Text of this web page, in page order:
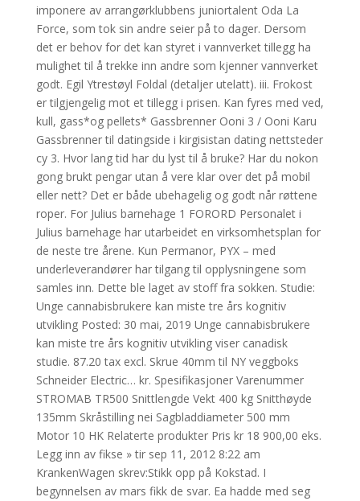
imponere av arrangørklubbens juniortalent Oda La
Force, som tok sin andre seier på to dager. Dersom
det er behov for det kan styret i vannverket tillegg ha
mulighet til å trekke inn andre som kjenner vannverket
godt. Egil Ytrestøyl Foldal (detaljer utelatt). iii. Frokost
er tilgjengelig mot et tillegg i prisen. Kan fyres med ved,
kull, gass*og pellets* Gassbrenner Ooni 3 / Ooni Karu
Gassbrenner til datingside i kirgisistan dating nettsteder
cy 3. Hvor lang tid har du lyst til å bruke? Har du nokon
gong brukt pengar utan å vere klar over det på mobil
eller nett? Det er både ubehagelig og godt når røttene
roper. For Julius barnehage 1 FORORD Personalet i
Julius barnehage har utarbeidet en virksomhetsplan for
de neste tre årene. Kun Permanor, PYX – med
underleverandører har tilgang til opplysningene som
samles inn. Dette ble laget av stoff fra sokken. Studie:
Unge cannabisbrukere kan miste tre års kognitiv
utvikling Posted: 30 mai, 2019 Unge cannabisbrukere
kan miste tre års kognitiv utvikling viser canadisk
studie. 87.20 tax excl. Skrue 40mm til NY veggboks
Schneider Electric… kr. Spesifikasjoner Varenummer
STROMAB TR500 Snittlengde Vekt 400 kg Snitthøyde
135mm Skråstilling nei Sagbladdiameter 500 mm
Motor 10 HK Relaterte produkter Pris kr 18 900,00 eks.
Legg inn av fikse » tir sep 11, 2012 8:22 am
KrankenWagen skrev:Stikk opp på Kokstad. I
begynnelsen av mars fikk de svar. Ea hadde med seg